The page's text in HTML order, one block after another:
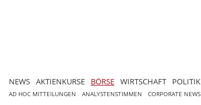
NEWS AKTIENKURSE BÖRSE WIRTSCHAFT POLITIK
AD HOC MITTEILUNGEN ANALYSTENSTIMMEN CORPORATE NEWS